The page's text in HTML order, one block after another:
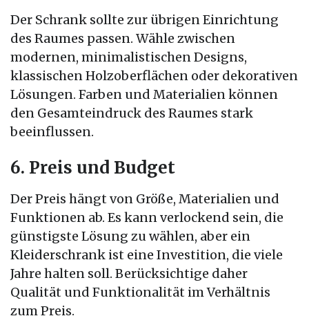
Der Schrank sollte zur übrigen Einrichtung
des Raumes passen. Wähle zwischen
modernen, minimalistischen Designs,
klassischen Holzoberflächen oder dekorativen
Lösungen. Farben und Materialien können
den Gesamteindruck des Raumes stark
beeinflussen.
6. Preis und Budget
Der Preis hängt von Größe, Materialien und
Funktionen ab. Es kann verlockend sein, die
günstigste Lösung zu wählen, aber ein
Kleiderschrank ist eine Investition, die viele
Jahre halten soll. Berücksichtige daher
Qualität und Funktionalität im Verhältnis
zum Preis.